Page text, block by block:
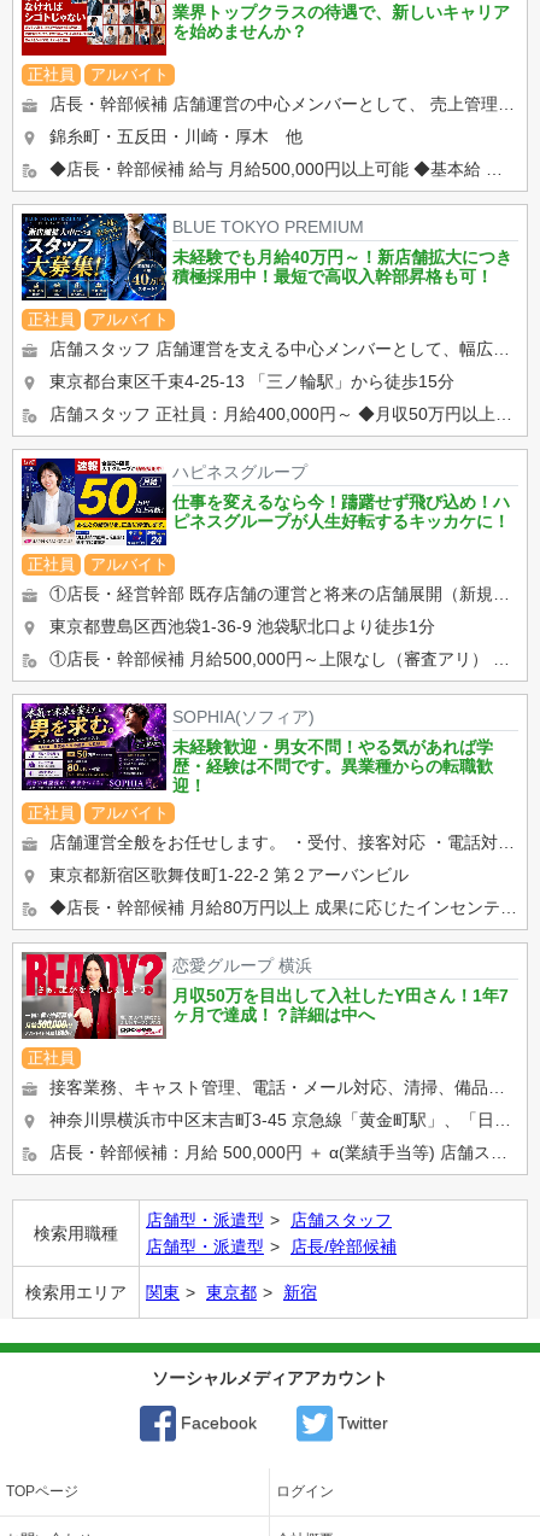
業界トップクラスの待遇で、新しいキャリア
を始めませんか？
正社員 アルバイト
錦糸町・五反田・川崎・厚木 他
BLUE TOKYO PREMIUM
未経験でも月給40万円～！新店舗拡大につき
積極採用中！最短で高収入幹部昇格も可！
正社員 アルバイト
東京都台東区千束4-25-13
「三ノ輪駅」から徒歩15分
ハピネスグループ
仕事を変えるなら今！躊躇せず飛び込め！ハ
ピネスグループが人生好転するキッカケに！
正社員 アルバイト
東京都豊島区西池袋1-36-9 池袋駅北口より徒歩1分
SOPHIA(ソフィア)
未経験歓迎・男女不問！やる気があれば学
歴・経験は不問です。異業種からの転職歓
迎！
正社員 アルバイト
東京都新宿区歌舞伎町1-22-2 第２アーバンビル
恋愛グループ 横浜
月収50万を目出して入社したY田さん！1年7
ヶ月で達成！？詳細は中へ
正社員
検索用職種
店舗型・派遣型
店舗スタッフ
店舗型・派遣型
店長/幹部候補
検索用エリア 関東 東京都 新宿
ソーシャルメディアアカウント
Facebook Twitter
TOPページ ログイン